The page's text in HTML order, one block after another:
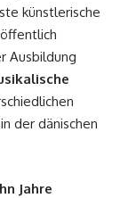
künstlerische
Ausbildung
der dänischen
Jahre